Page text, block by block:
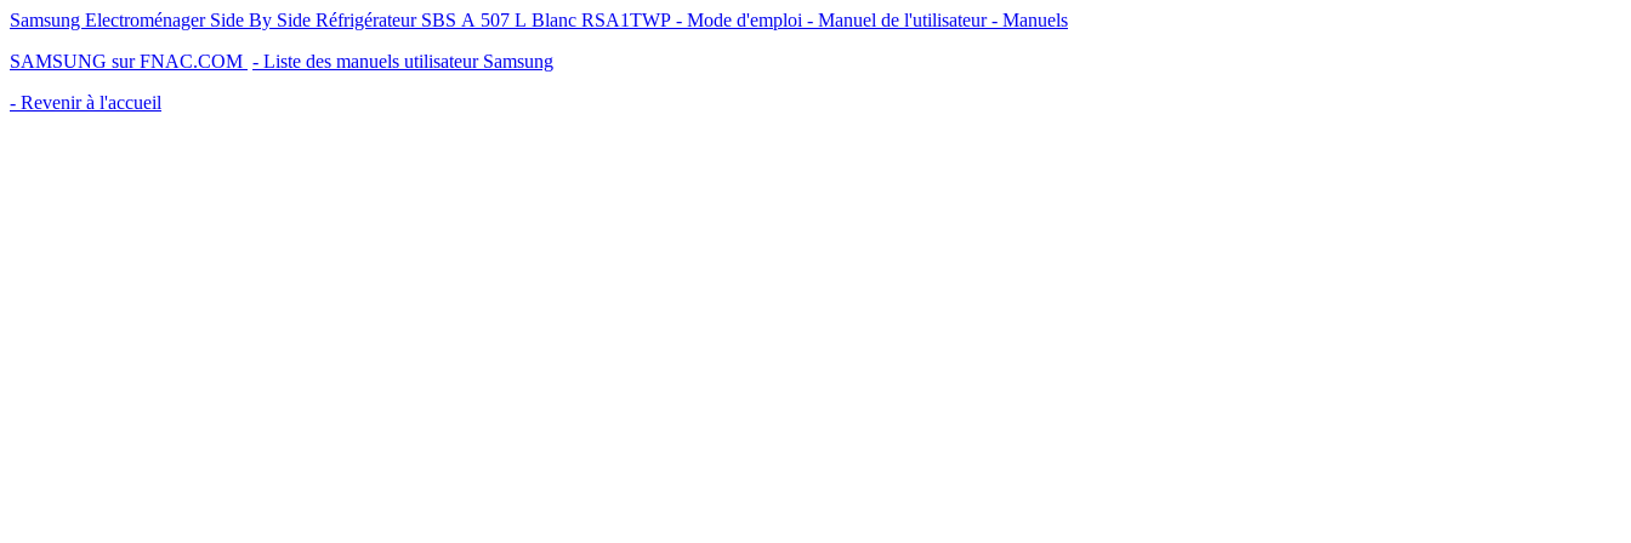
Samsung Electroménager Side By Side Réfrigérateur SBS A 507 L Blanc RSA1TWP - Mode d'emploi - Manuel de l'utilisateur - Manuels
SAMSUNG sur FNAC.COM - Liste des manuels utilisateur Samsung
- Revenir à l'accueil